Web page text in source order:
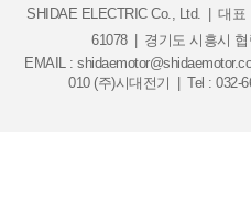
SHIDAE ELECTRIC Co., Ltd. 대표
61078
경기도 시흥시
EMAIL :
010 (주)시대전기
Tel : 032-